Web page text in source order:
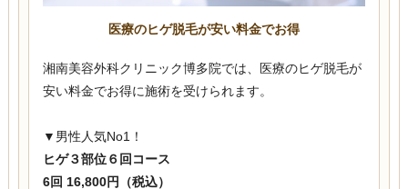
医療のヒゲ脱毛が安い料金でお得
湘南美容外科クリニック博多院では、医療のヒゲ脱毛が
安い料金でお得に施術を受けられます。
▼男性人気No1！
ヒゲ３部位６回コース
6回 16,800円（税込）